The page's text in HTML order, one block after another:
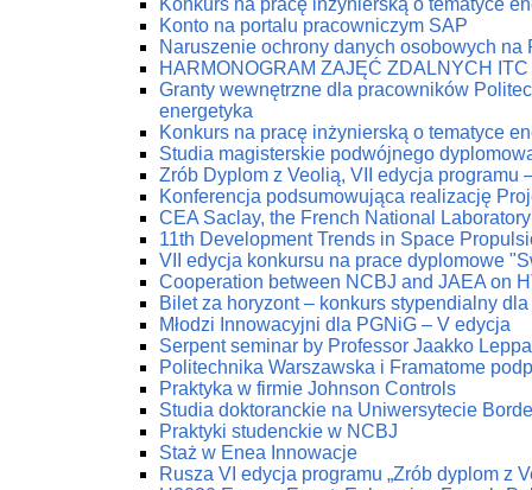
Konkurs na pracę inżynierską o tematyce
Konto na portalu pracowniczym SAP
Naruszenie ochrony danych osobowych na
HARMONOGRAM ZAJĘĆ ZDALNYCH ITC
Granty wewnętrzne dla pracowników
energetyka
Konkurs na pracę inżynierską o tematyce
Studia magisterskie podwójnego
Zrób Dyplom z Veolią, VII edycja programu
Konferencja podsumowująca realizację
CEA Saclay, the French National
11th Development Trends in Space
VII edycja konkursu na prace dyplomowe
Cooperation between NCBJ and JAEA on
Bilet za horyzont – konkurs stypendialny
Młodzi Innowacyjni dla PGNiG – V edycja
Serpent seminar by Professor Jaakko
Politechnika Warszawska i Framatome
Praktyka w firmie Johnson Controls
Studia doktoranckie na Uniwersytecie
Praktyki studenckie w NCBJ
Staż w Enea Innowacje
Rusza VI edycja programu „Zrób dyplom z